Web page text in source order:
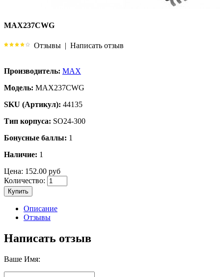
MAX237CWG
Отзывы | Написать отзыв
Производитель: MAX
Модель: MAX237CWG
SKU (Артикул): 44135
Тип корпуса: SO24-300
Бонусные баллы: 1
Наличие: 1
Цена: 152.00 руб
Количество:
Купить
Описание
Отзывы
Написать отзыв
Ваше Имя: